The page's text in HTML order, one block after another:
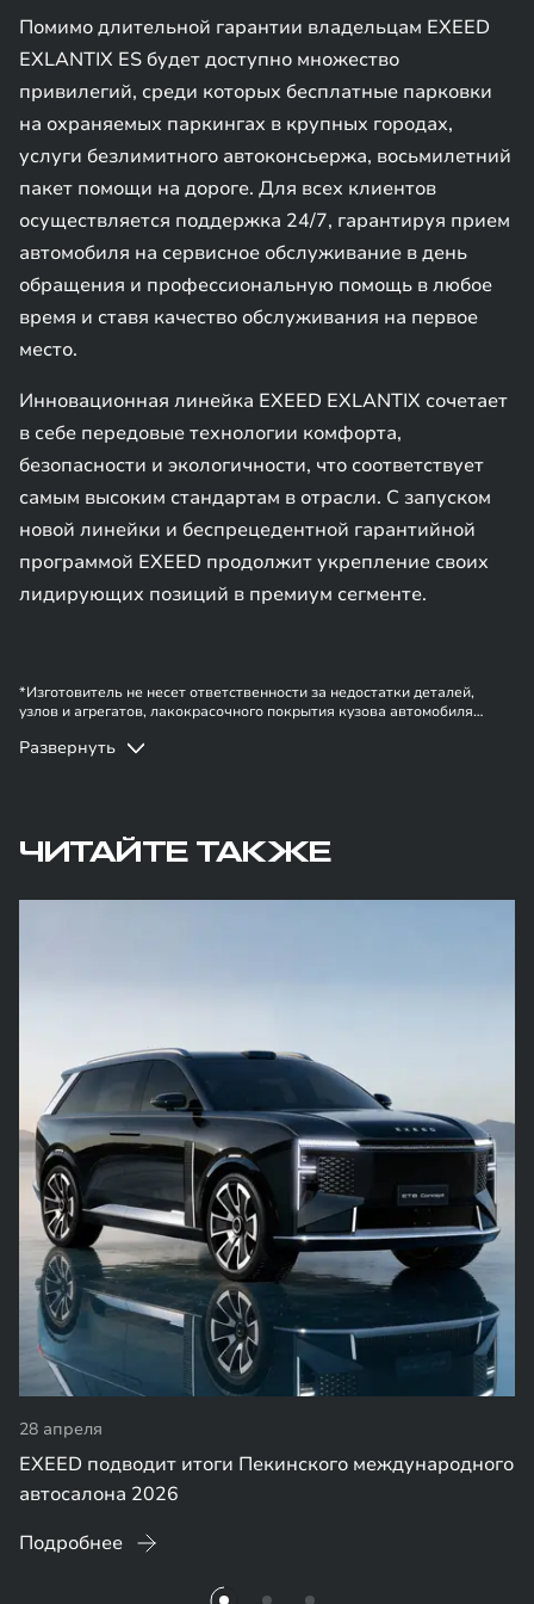
Помимо длительной гарантии владельцам EXEED
EXLANTIX ES будет доступно множество
привилегий, среди которых бесплатные парковки
на охраняемых паркингах в крупных городах,
услуги безлимитного автоконсьержа, восьмилетний
пакет помощи на дороге. Для всех клиентов
осуществляется поддержка 24/7, гарантируя прием
автомобиля на сервисное обслуживание в день
обращения и профессиональную помощь в любое
время и ставя качество обслуживания на первое
место.
Инновационная линейка EXEED EXLANTIX сочетает
в себе передовые технологии комфорта,
безопасности и экологичности, что соответствует
самым высоким стандартам в отрасли. С запуском
новой линейки и беспрецедентной гарантийной
программой EXEED продолжит укрепление своих
лидирующих позиций в премиум сегменте.
*Изготовитель не несет ответственности за недостатки деталей,
узлов и агрегатов, лакокрасочного покрытия кузова автомобиля
владельцем правил эксплуатации, хранения или транспортировки
Развернуть
ЧИТАЙТЕ ТАКЖЕ
28 апреля
EXEED подводит итоги Пекинского международного
автосалона 2026
Подробнее